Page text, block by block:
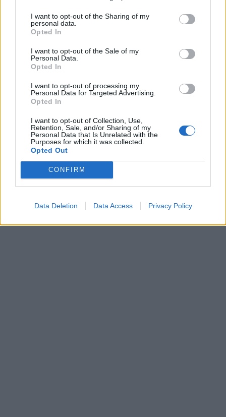
I want to opt-out of the Sharing of my
personal data.
Opted In
I want to opt-out of the Sale of my
Personal Data.
Opted In
I want to opt-out of processing my
Personal Data for Targeted Advertising.
Opted In
I want to opt-out of Collection, Use,
Retention, Sale, and/or Sharing of my
Personal Data that Is Unrelated with the
Purposes for which it was collected.
Opted Out
CONFIRM
Data Deletion Data Access Privacy Policy
00:00 01:16
Leonardo Maria Del Vecchio dall'ex compagna
in ospedale. Le dichiarazioni ai giornalisti